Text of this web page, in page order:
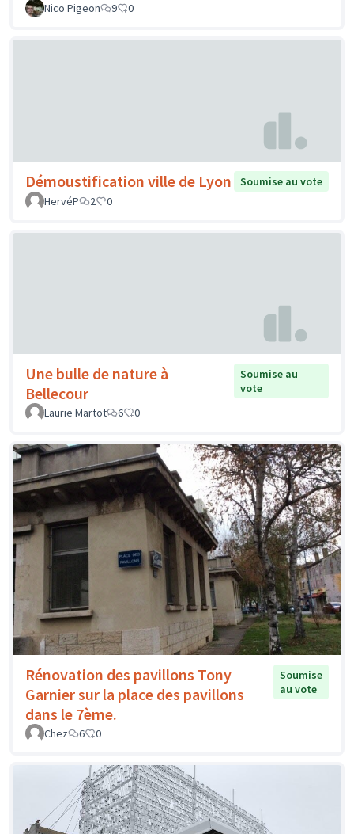
Nico Pigeon
9 0
Démoustification ville de Lyon
Soumise au vote
HervéP
2 0
Une bulle de nature à
Bellecour
Soumise au
vote
Laurie Martot
6 0
Rénovation des pavillons Tony
Garnier sur la place des pavillons
dans le 7ème.
Soumise
au vote
Chez 6 0